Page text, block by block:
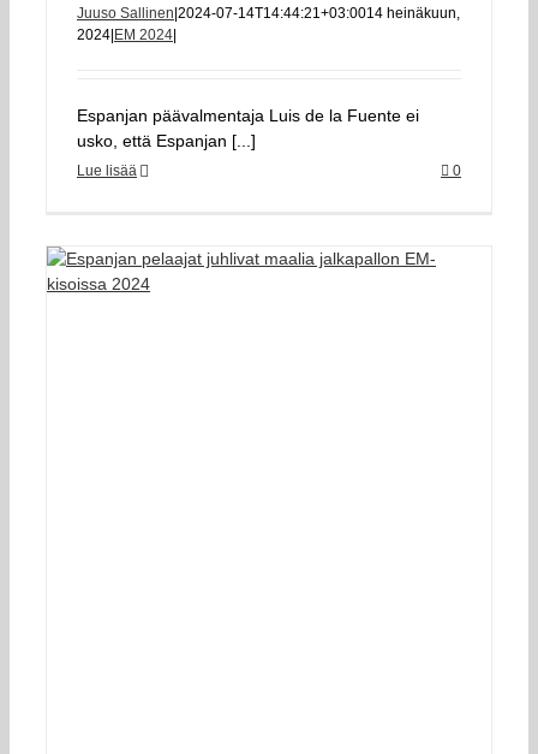
Juuso Sallinen 2024-07-14T14:44:21+03:0014 heinäkuun,
2024 EM 2024
Espanjan päävalmentaja Luis de la Fuente ei
usko, että Espanjan [...]
Lue lisää 0